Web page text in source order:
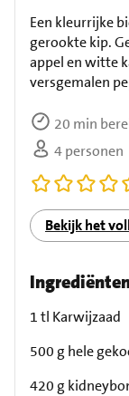
Een kleurrijke
gerookte kip.
appel en witte
versgemalen
20 min
4 personen
Bekijk het
1 tl Karwijzaad
500 g hele
420 g